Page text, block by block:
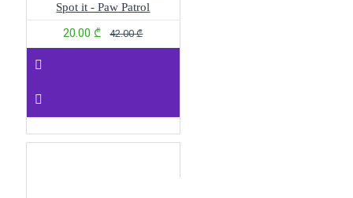
Spot it - Paw Patrol
20.00 ₾ 42.00 ₾